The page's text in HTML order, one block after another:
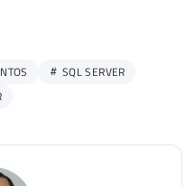
SQL SERVER